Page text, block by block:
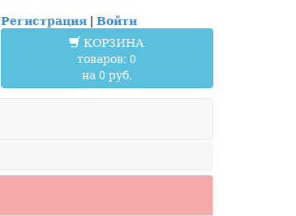
Регистрация| Войти
КОРЗИНА
товаров: 0
на 0 руб.